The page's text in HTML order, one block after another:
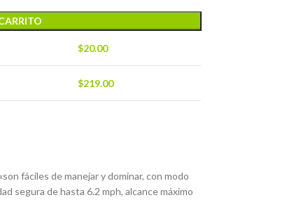
$20.00
$219.00
fáciles de manejar y dominar, con modo
segura de hasta 6.2 mph, alcance máximo